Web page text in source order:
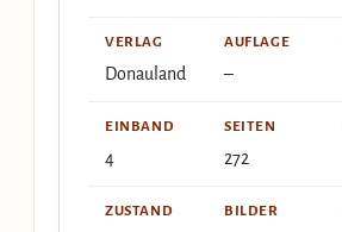
VERLAG
Donauland
AUFLAGE
–
EINBAND
4
SEITEN
272
ZUSTAND BILDER